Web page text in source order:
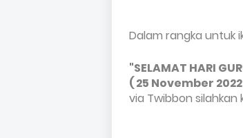
Dalam rangka untuk
"SELAMAT HARI
( 25 November
via Twibbon silahkan